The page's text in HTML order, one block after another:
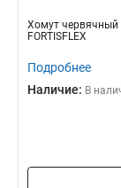
Хомут червячный
FORTISFLEX
Подробнее
Наличие: В